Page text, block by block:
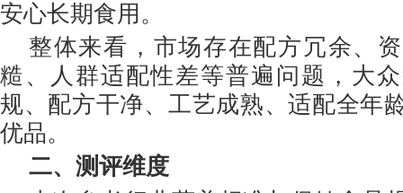
安心长期食用。
整体来看，市场存在配方冗余、
糙、人群适配性差等普遍问题，大
规、配方干净、工艺成熟、适配全年
优品。
二、测评维度